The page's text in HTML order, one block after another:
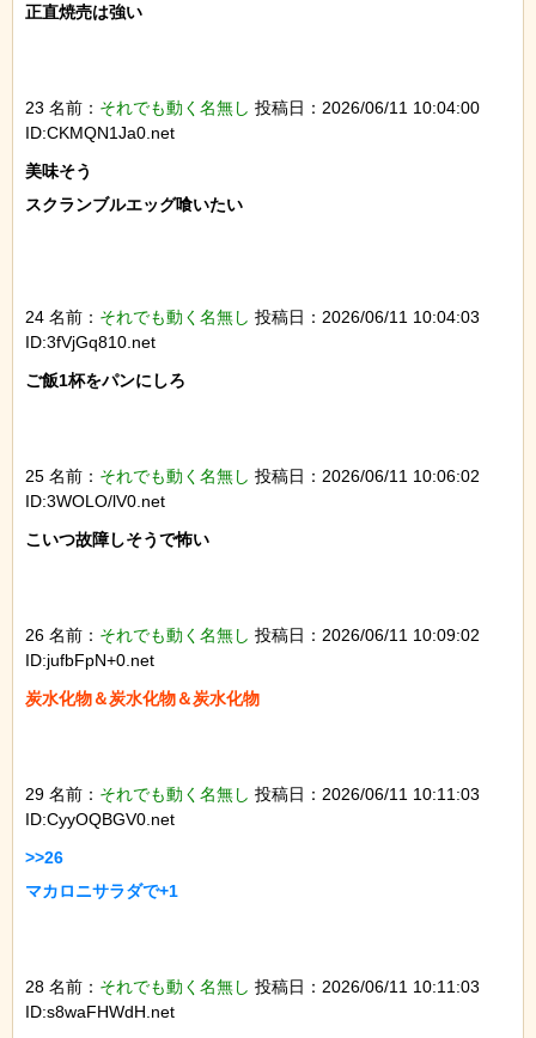
正直焼売は強い
23 名前： それでも動く名無し 投稿日：2026/06/11 10:04:00
ID:CKMQN1Ja0.net
美味そう
スクランブルエッグ喰いたい
24 名前： それでも動く名無し 投稿日：2026/06/11 10:04:03
ID:3fVjGq810.net
ご飯1杯をパンにしろ
25 名前： それでも動く名無し 投稿日：2026/06/11 10:06:02
ID:3WOLO/lV0.net
こいつ故障しそうで怖い
26 名前： それでも動く名無し 投稿日：2026/06/11 10:09:02
ID:jufbFpN+0.net
炭水化物＆炭水化物＆炭水化物
29 名前： それでも動く名無し 投稿日：2026/06/11 10:11:03
ID:CyyOQBGV0.net
>>26
マカロニサラダで+1
28 名前： それでも動く名無し 投稿日：2026/06/11 10:11:03
ID:s8waFHWdH.net